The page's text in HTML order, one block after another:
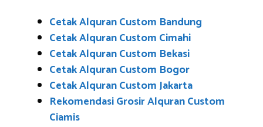
Cetak Alquran Custom Bandung
Cetak Alquran Custom Cimahi
Cetak Alquran Custom Bekasi
Cetak Alquran Custom Bogor
Cetak Alquran Custom Jakarta
Rekomendasi Grosir Alquran Custom
Ciamis